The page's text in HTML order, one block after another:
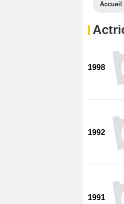
Accueil
1998
1992
1991